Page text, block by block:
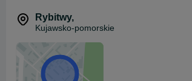
Rybitwy,
Kujawsko-pomorskie